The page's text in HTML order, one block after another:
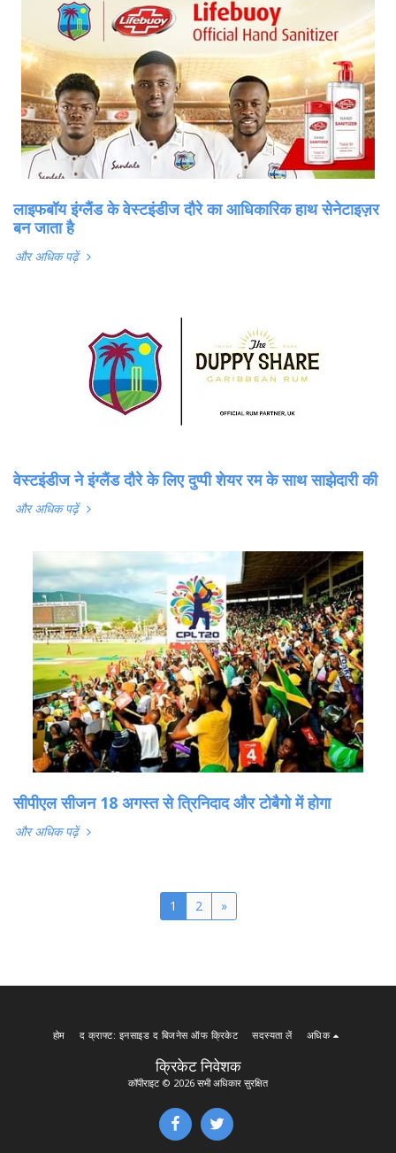
लाइफबॉय इंग्लैंड के वेस्टइंडीज दौरे का आधिकारिक हाथ सेनेटाइज़र
बन जाता है
और अधिक पढ़ें
वेस्टइंडीज ने इंग्लैंड दौरे के लिए दुप्पी शेयर रम के साथ साझेदारी की
और अधिक पढ़ें
सीपीएल सीजन 18 अगस्त से त्रिनिदाद और टोबैगो में होगा
और अधिक पढ़ें
1 2 »
क्रिकेट निवेशक
कॉपीराइट © 2026 सभी अधिकार सुरक्षित
होम द क्राफ्ट: इनसाइड द बिजनेस ऑफ क्रिकेट सदस्यता लें अधिक